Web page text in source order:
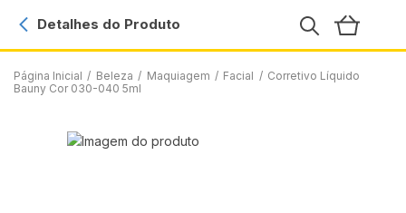
Página Inicial / Beleza / Maquiagem / Facial / Corretivo Líquido
Bauny Cor 030-040 5ml
Detalhes do Produto